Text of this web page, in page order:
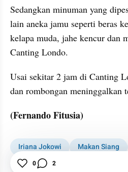
Sedangkan minuman yang
lain aneka jamu seperti beras
kelapa muda, jahe kencur dan
Canting Londo.
Usai sekitar 2 jam di Canting
dan rombongan meninggalkan
(Fernando Fitusia)
Iriana Jokowi Makan Siang
Jokowi
0 2